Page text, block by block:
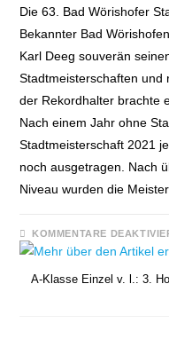
Die 63. Bad Wörishofer
Bekannter Bad
Karl Deeg souverän
Stadtmeisterschaften und
der Rekordhalter brachte
Nach einem Jahr ohne
Stadtmeisterschaft 2021
noch ausgetragen. Nach
Niveau wurden die
KOMMENTARE
A-Klasse Einzel v. l.: 3.